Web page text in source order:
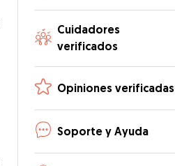
Cuidadores
verificados
Opiniones verificadas
Soporte y Ayuda